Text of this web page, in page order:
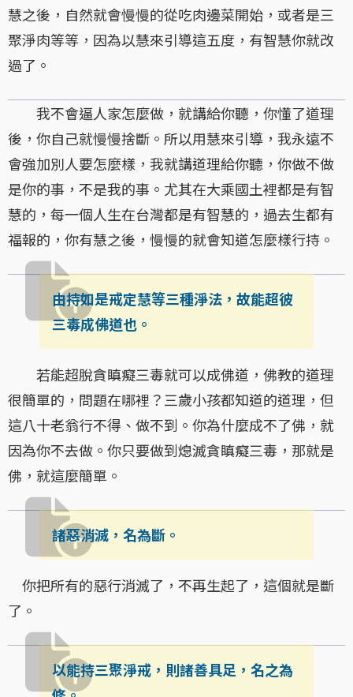
慧之後，自然就會慢慢的從吃肉邊菜開始，或者是三
聚淨肉等等，因為以慧來引導這五度，有智慧你就改
過了。
我不會逼人家怎麼做，就講給你聽，你懂了道理
後，你自己就慢慢捨斷。所以用慧來引導，我永遠不
會強加別人要怎麼樣，我就講道理給你聽，你做不做
是你的事，不是我的事。尤其在大乘國土裡都是有智
慧的，每一個人生在台灣都是有智慧的，過去生都有
福報的，你有慧之後，慢慢的就會知道怎麼樣行持。
由持如是戒定慧等三種淨法，故能超彼
三毒成佛道也。
若能超脫貪瞋癡三毒就可以成佛道，佛教的道理
很簡單的，問題在哪裡？三歲小孩都知道的道理，但
這八十老翁行不得、做不到。你為什麼成不了佛，就
因為你不去做。你只要做到熄滅貪瞋癡三毒，那就是
佛，就這麼簡單。
諸惡消滅，名為斷。
你把所有的惡行消滅了，不再生起了，這個就是斷
了。
以能持三聚淨戒，則諸善具足，名之為